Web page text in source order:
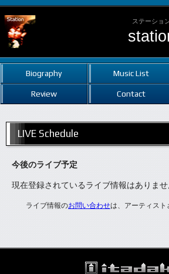
ステーショ
Biography Music List
Review Contact
LIVE Schedule
今後のライブ予定
現在登録されているライブ情報はありませ
ライブ情報のお問い合わせは、アーティスト